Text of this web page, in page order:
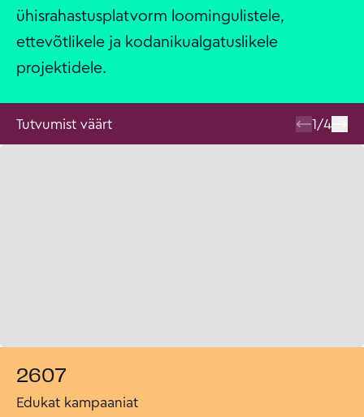
ühisrahastusplatvorm loomingulistele,
ettevõtlikele ja kodanikualgatuslikele
projektidele.
Tutvumist väärt 1/4
2607
Edukat kampaaniat